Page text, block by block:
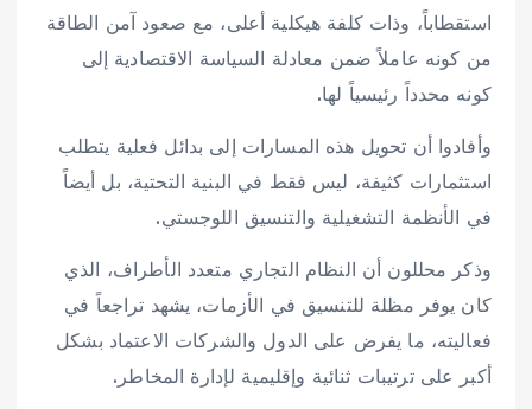
استقطاباً، وذات كلفة هيكلية أعلى، مع صعود آمن الطاقة
من كونه عاملاً ضمن معادلة السياسة الاقتصادية إلى
كونه محدداً رئيسياً لها.
وأفادوا أن تحويل هذه المسارات إلى بدائل فعلية يتطلب
استثمارات كثيفة، ليس فقط في البنية التحتية، بل أيضاً
في الأنظمة التشغيلية والتنسيق اللوجستي.
وذكر محللون أن النظام التجاري متعدد الأطراف، الذي
كان يوفر مظلة للتنسيق في الأزمات، يشهد تراجعاً في
فعاليته، ما يفرض على الدول والشركات الاعتماد بشكل
أكبر على ترتيبات ثنائية وإقليمية لإدارة المخاطر.